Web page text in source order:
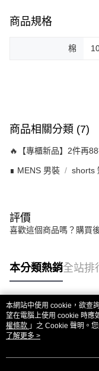
商品規格
棉
商品相關分類 (7)
🔥【專櫃新品】2件再
∎ MENS 男裝 shorts
評價
喜歡這個商品嗎？購買
本分類熱銷全站排
熱門標籤
本網站中使用 cookie，欲查
望在電腦上使用 cookie 時應
權條款 」之 Cookie 聲明。
用條款之 Cookie 聲明使用
了解更多 >